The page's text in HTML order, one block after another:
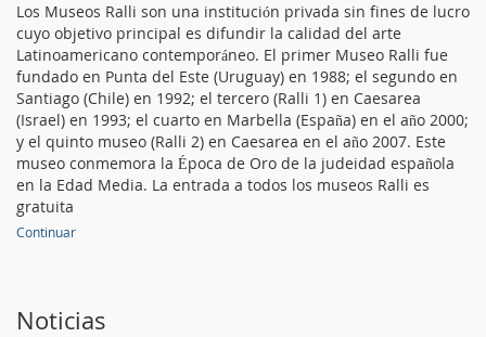
Los Museos Ralli son una institución privada sin fines de lucro
cuyo objetivo principal es difundir la calidad del arte
Latinoamericano contemporáneo. El primer Museo Ralli fue
fundado en Punta del Este (Uruguay) en 1988; el segundo en
Santiago (Chile) en 1992; el tercero (Ralli 1) en Caesarea
(Israel) en 1993; el cuarto en Marbella (España) en el año 2000;
y el quinto museo (Ralli 2) en Caesarea en el año 2007. Este
museo conmemora la Época de Oro de la judeidad española
en la Edad Media. La entrada a todos los museos Ralli es
gratuita
Continuar
Noticias